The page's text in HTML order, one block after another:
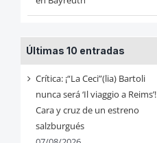
Últimas 10 entradas
Crítica: ¡“La Ceci”(lia) Bartoli
nunca será ‘Il viaggio a Reims’!
Cara y cruz de un estreno
salzburgués